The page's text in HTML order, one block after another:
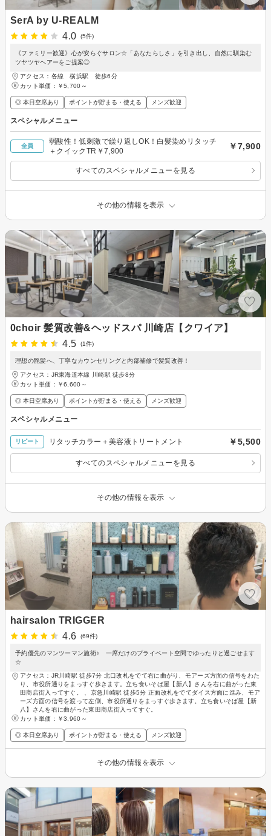
SerA by U-REALM
4.0
(5件)
《ファミリー歓迎》心が安らぐサロン☆「あなたらしさ」を引き出し、自然に馴染む
ツヤツヤヘアーをご提案◎
アクセス：各線 横浜駅 徒歩6分
カット単価： ￥5,700～
◎ 本日空席あり ポイントが貯まる・使える メンズ歓迎
スペシャルメニュー
全員
弱酸性！低刺激で繰り返しOK！白髪染めリタッチ
＋クイックTR￥7,900
￥7,900
すべてのスペシャルメニューを見る
その他の情報を表示
0choir 髪質改善&ヘッドスパ 川崎店【クワイア】
4.5
(1件)
理想の艶髪へ、丁寧なカウンセリングと内部補修で髪質改善！
アクセス：JR東海道本線 川崎駅 徒歩8分
カット単価： ￥6,600～
◎ 本日空席あり ポイントが貯まる・使える メンズ歓迎
スペシャルメニュー
リピート リタッチカラー＋美容液トリートメント ￥5,500
すべてのスペシャルメニューを見る
その他の情報を表示
hairsalon TRIGGER
4.6
(69件)
予約優先のマンツーマン施術♪ 一席だけのプライベート空間でゆったりと過ごせます
☆
アクセス：JR川崎駅 徒歩7分 北口改札をでて右に曲がり、モアーズ方面の信号をわた
り、市役所通りをまっすぐ歩きます。立ち食いそば屋【新八】さんを右に曲がった東
田商店街入ってすぐ。 、京急川崎駅 徒歩5分 正面改札をでてダイス方面に進み、モア
ーズ方面の信号を渡って左側、市役所通りをまっすぐ歩きます。立ち食いそば屋【新
八】さんを右に曲がった東田商店街入ってすぐ。
カット単価： ￥3,960～
◎ 本日空席あり ポイントが貯まる・使える メンズ歓迎
その他の情報を表示